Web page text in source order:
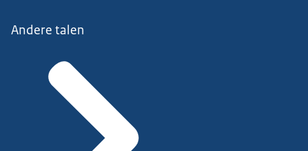
Andere talen